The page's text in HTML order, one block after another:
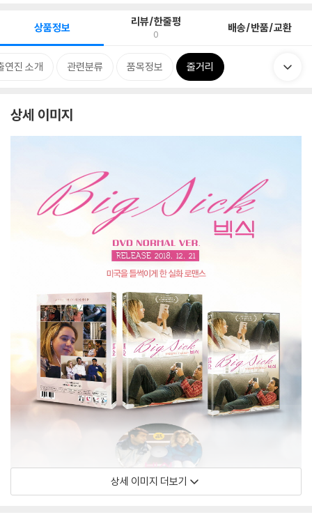
상품정보 리뷰/한줄평
0 배송/반품/교환
연진 소개 관련분류 품목정보 줄거리
상세 이미지
상세 이미지 더보기